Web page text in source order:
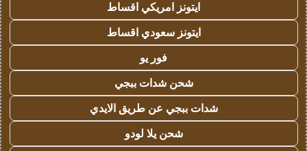
ايتونز امريكي اقساط
ايتونز سعودي اقساط
فور يو
شحن شدات ببجي
شدات ببجي عن طريق الايدي
شحن يلا لودو